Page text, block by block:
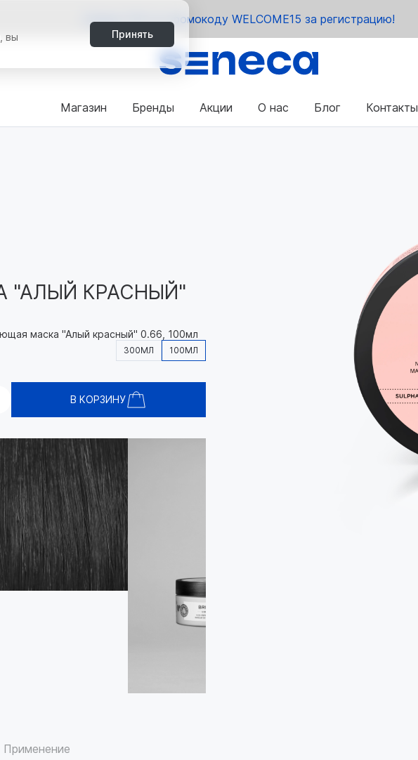
Скидка 15% по промокоду WELCOME15 за регистрацию!
Магазин Бренды Акции О нас Блог Контакты
"АЛЫЙ КРАСНЫЙ"
маска "Алый красный" 0.66, 100мл
300МЛ 100МЛ
В КОРЗИНУ
Применение
вы Принять